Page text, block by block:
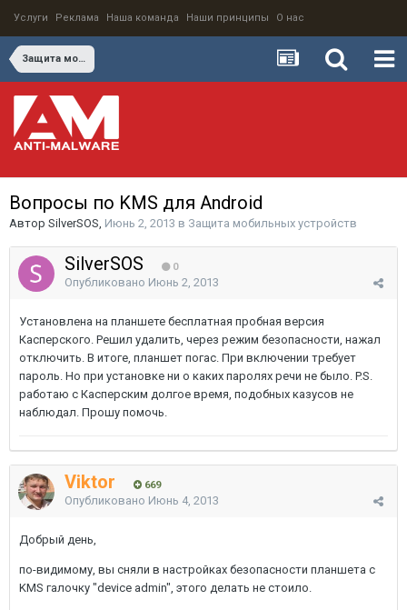
Услуги Реклама Наша команда Наши принципы О нас
Защита мобильных устройств
Вопросы по KMS для Android
Автор SilverSOS, Июнь 2, 2013 в Защита мобильных устройств
SilverSOS 0
Опубликовано Июнь 2, 2013
Установлена на планшете бесплатная пробная версия
Касперского. Решил удалить, через режим безопасности, нажал
отключить. В итоге, планшет погас. При включении требует
пароль. Но при установке ни о каких паролях речи не было. P.S.
работаю с Касперским долгое время, подобных казусов не
наблюдал. Прошу помочь.
Viktor 669
Опубликовано Июнь 4, 2013
Добрый день,
по-видимому, вы сняли в настройках безопасности планшета с
KMS галочку "device admin", этого делать не стоило.